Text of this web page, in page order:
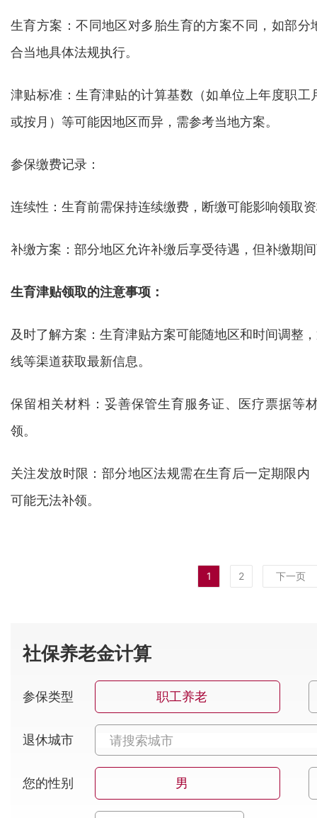
生育方案：不同地区对多胎生育的方案不同，如部
合当地具体法规执行。
津贴标准：生育津贴的计算基数（如单位上年度职
或按月）等可能因地区而异，需参考当地方案。
参保缴费记录：
连续性：生育前需保持连续缴费，断缴可能影响领取
补缴方案：部分地区允许补缴后享受待遇，但补缴期
生育津贴领取的注意事项：
及时了解方案：生育津贴方案可能随地区和时间调整
线等渠道获取最新信息。
保留相关材料：妥善保管生育服务证、医疗票据等
领。
关注发放时限：部分地区法规需在生育后一定期限内
可能无法补领。
1 2 下一页
社保养老金计算
参保类型 职工养老
退休城市
您的性别 男